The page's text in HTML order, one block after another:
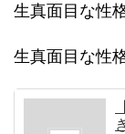
生真面目な性
生真面目な性